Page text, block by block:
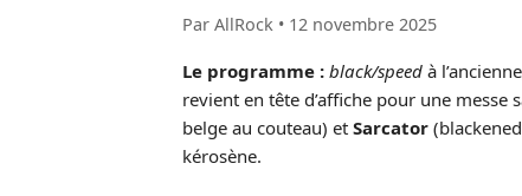
Par AllRock • 12 novembre 2025
Le programme : black/speed à
revient en tête d’affiche pour une messe
belge au couteau) et Sarcator
kérosène.